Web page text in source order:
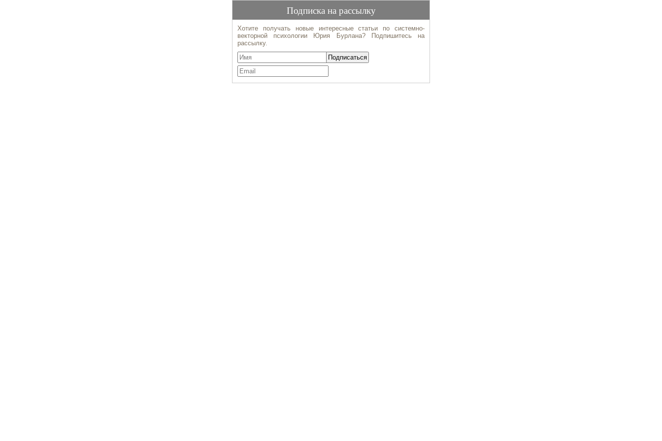
Подписка на рассылку
Хотите получать новые интересные статьи по системно-
векторной психологии Юрия Бурлана? Подпишитесь на
рассылку.